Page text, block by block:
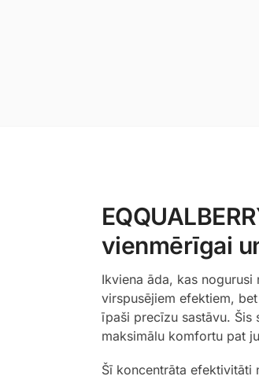
vienmērīgai
Ikviena āda, kas
virspusējiem efektiem,
īpaši precīzu sastāvu. Šis
maksimālu komfortu pat
Šī koncentrāta efektivitāti